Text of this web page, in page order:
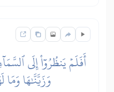
أَفَلَمۡ يَنظُرُوٓاْ إِلَى
وَزَيَّنَّٰهَا